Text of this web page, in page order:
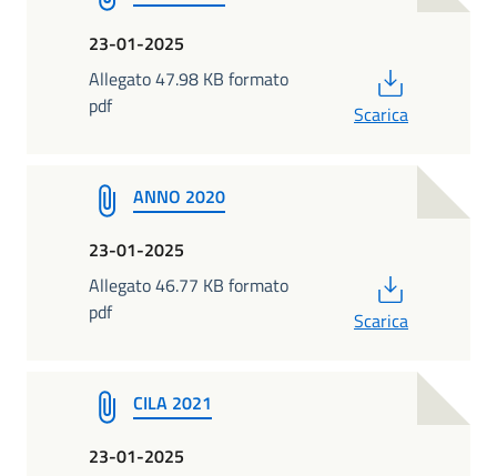
23-01-2025
Allegato 47.98 KB formato
pdf
Scarica
ANNO 2020
23-01-2025
Allegato 46.77 KB formato
pdf
Scarica
CILA 2021
23-01-2025